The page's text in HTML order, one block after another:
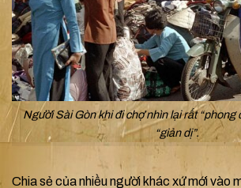
Người Sài Gòn khi đi chợ nhìn lại rất “phong
“giản dị”.
Chia sẻ của nhiều người khác xứ mới vào